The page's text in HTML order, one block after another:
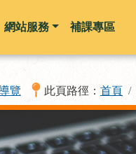
網站服務 補課專區
覽 此頁路徑： 首頁